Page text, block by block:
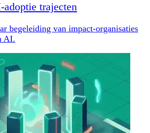
trajecten
begeleiding van impact-organisaties
AI.